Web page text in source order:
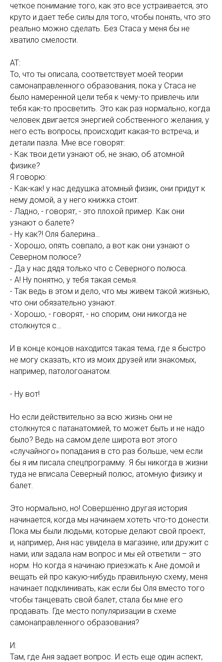
четкое понимание того, как это все устраивается, это
круто и дает тебе силы для того, чтобы понять, что это
реально можно сделать. Без Стаса у меня бы не
хватило смелости.
АТ:
То, что ты описала, соответствует моей теории
самонаправленного образования, пока у Стаса не
было намеренной цели тебя к чему-то привлечь или
тебя как-то просветить. Это как раз нормально, когда
человек двигается энергией собственного желания, у
него есть вопросы, происходит какая-то встреча, и
детали пазла. Мне все говорят:
- Как твои дети узнают об, не знаю, об атомной
физике?
Я говорю:
- Как-как! у нас дедушка атомный физик, они придут к
нему домой, а у него книжка стоит.
- Ладно, - говорят, - это плохой пример. Как они
узнают о балете?
- Ну как?! Оля балерина…
- Хорошо, опять совпало, а вот как они узнают о
Северном полюсе?
- Да у нас дядя только что с Северного полюса.
- А! Ну понятно, у тебя такая семья.
- Так ведь в этом и дело, что мы живем такой жизнью,
что они обязательно узнают.
- Хорошо, - говорят, - но спорим, они никогда не
столкнутся с…
И в конце концов находится такая тема, где я быстро
не могу сказать, кто из моих друзей или знакомых,
например, патологоанатом.
- Ну вот!
Но если действительно за всю жизнь они не
столкнутся с патанатомией, то может быть и не надо
было? Ведь на самом деле широта вот этого
«случайного» попадания в сто раз больше, чем если
бы я им писала спецпрограмму. Я бы никогда в жизни
туда не вписала Северный полюс, атомную физику и
балет.
Это нормально, но! Совершенно другая история
начинается, когда мы начинаем хотеть что-то донести.
Пока мы были людьми, которые делают свой проект,
и, например, Аня нас увидела в магазине, или дружит с
нами, или задала нам вопрос и мы ей ответили – это
норм. Но когда я начинаю приезжать к Ане домой и
вещать ей про какую-нибудь правильную схему, меня
начинает подклинивать, как если бы Оля вместо того
чтобы танцевать свой балет, стала бы мне его
продавать. Где место популяризации в схеме
самонаправленного образования?
И:
Там, где Аня задает вопрос. И есть еще один аспект,